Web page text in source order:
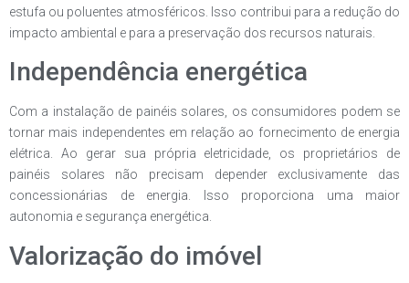
estufa ou poluentes atmosféricos. Isso contribui para a redução do
impacto ambiental e para a preservação dos recursos naturais.
Independência energética
Com a instalação de painéis solares, os consumidores podem se
tornar mais independentes em relação ao fornecimento de energia
elétrica. Ao gerar sua própria eletricidade, os proprietários de
painéis solares não precisam depender exclusivamente das
concessionárias de energia. Isso proporciona uma maior
autonomia e segurança energética.
Valorização do imóvel